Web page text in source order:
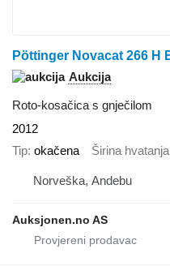
Aukcija
Roto-kosačica s gnječilom
2012
Tip okačena Širina hvatanja
Norveška, Andebu
Auksjonen.no AS